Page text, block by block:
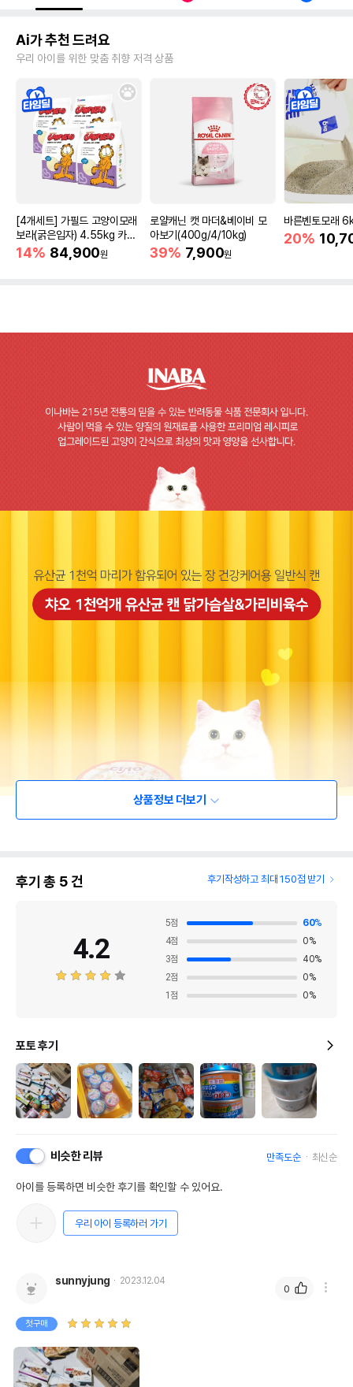
Ai가 추천 드려요
우리 아이를 위한 맞춤 취향 저격 상품
[4개세트] 가필드 고양이모래
보라(굵은입자) 4.55kg 카사
바모래
14% 84,900원
로얄캐닌 캣 마더&베이비 모
아보기(400g/4/10kg)
39% 7,900원
바른벤토모래
20%
상품정보 더보기
후기 총 5건 후기작성하고 최대 150점 받기
4.2
5점 60%
4점 0%
3점 40%
2점 0%
1 점 0%
포토 후기
비슷한 리뷰 만족도순 최신순
아이를 등록하면 비슷한 후기를 확인할 수 있어요.
우리 아이 등록하러 가기
sunnyjung 2023.12.04
첫구매
0